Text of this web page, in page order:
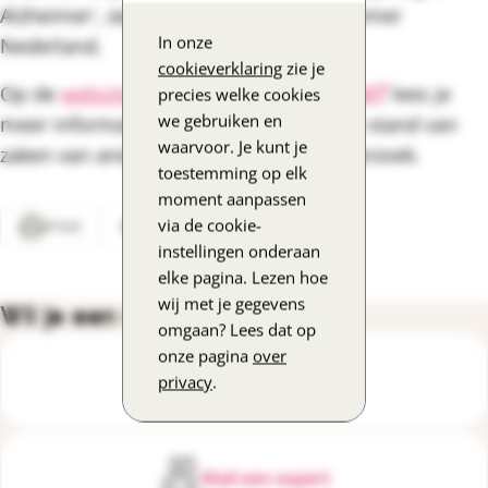
In onze
cookieverklaring zie je
precies welke cookies
we gebruiken en
waarvoor. Je kunt je
toestemming op elk
moment aanpassen
via de cookie-
instellingen onderaan
elke pagina. Lezen hoe
wij met je gegevens
omgaan? Lees dat op
onze pagina over
privacy.
Alzheimer', zegt Bekkenkamp van Alzheimer
Nederland.
Op dewebsite van Alzheimer Nederland
lees je
meer informatie over Lecanemab en de stand van
zaken van ander wetenschappelijk onderzoek.
Print Deel
Wil je een vraag stellen?
Bel de DementieLijn
Mail een expert